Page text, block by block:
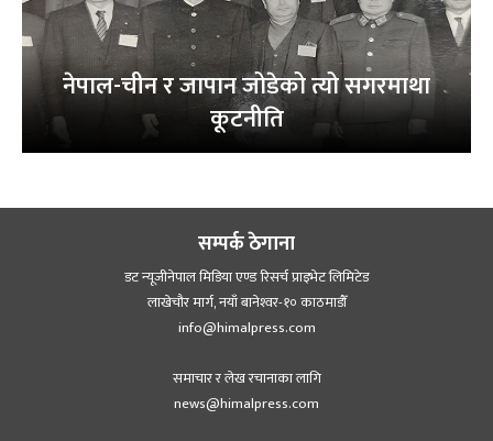
नेपाल-चीन र जापान जोडेको त्यो सगरमाथा
कूटनीति
सम्पर्क ठेगाना
डट न्यूजीनेपाल मिडिया एण्ड रिसर्च प्राइभेट लिमिटेड
लाखेचौर मार्ग, नयाँ बानेश्‍वर-१० काठमाडौँ
info@himalpress.com
समाचार र लेख रचानाका लागि
news@himalpress.com